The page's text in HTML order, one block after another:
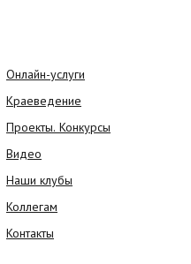
Онлайн-услуги
Краеведение
Проекты. Конкурсы
Видео
Наши клубы
Коллегам
Контакты